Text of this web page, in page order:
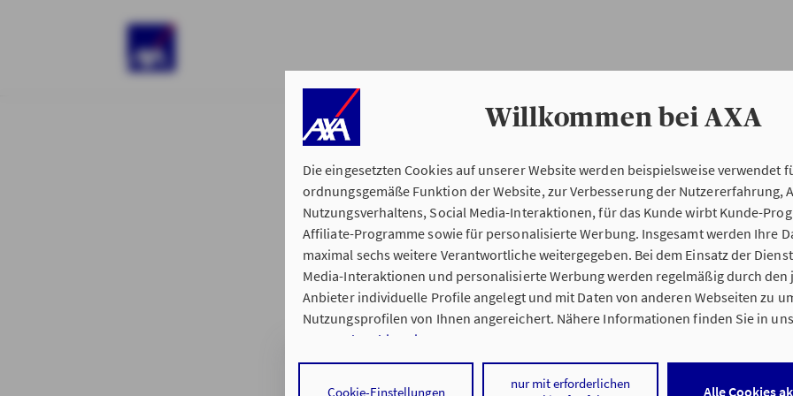
Willkommen bei AXA
Die eingesetzten Cookies auf unserer Website werden beispielsweise verwendet
ordnungsgemäße Funktion der Website, zur Verbesserung der Nutzererfahrung,
Nutzungsverhaltens, Social Media-Interaktionen, für das Kunde wirbt Kunde-
Affiliate-Programme sowie für personalisierte Werbung. Insgesamt werden Ihre
maximal sechs weitere Verantwortliche weitergegeben. Bei dem Einsatz der
Media-Interaktionen und personalisierte Werbung werden regelmäßig durch den
Anbieter individuelle Profile angelegt und mit Daten von anderen Webseiten zu
Nutzungsprofilen von Ihnen angereichert. Nähere Informationen finden Sie in
Datenschutzhinweisen
Durch den Klick auf „Alle Cookies akzeptieren" stimmen Sie für alle nicht technisch
Alle Cookies
nur mit erforderlichen
Cookie-Einstellungen
Erstinformation
§ 15 der Verordnung über die
beratung (VersVermV)